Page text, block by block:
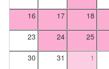
16 17 18
23 24 25
30 31 1